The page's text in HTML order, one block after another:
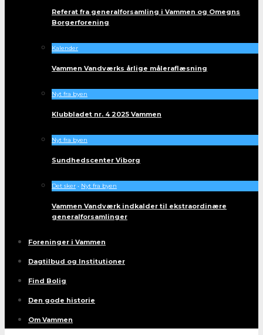
Referat fra generalforsamling i Vammen og Omegns
Borgerforening
Kalender
Vammen Vandværks årlige måleraflæsning
Nyt fra byen
Klubbladet nr. 4 2025 Vammen
Nyt fra byen
Sundhedscenter Viborg
Det sker • Nyt fra byen
Vammen Vandværk indkalder til ekstraordinære
generalforsamlinger
Foreninger i Vammen
Dagtilbud og Institutioner
Find Bolig
Den gode historie
Om Vammen